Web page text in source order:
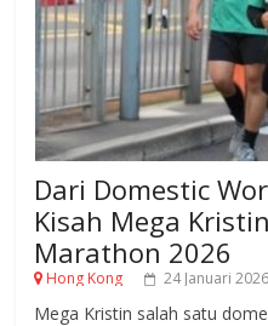
Dari Domestic
Kisah Mega
Marathon 2026
Hong Kong 24 Januari 2026
Mega Kristin salah satu